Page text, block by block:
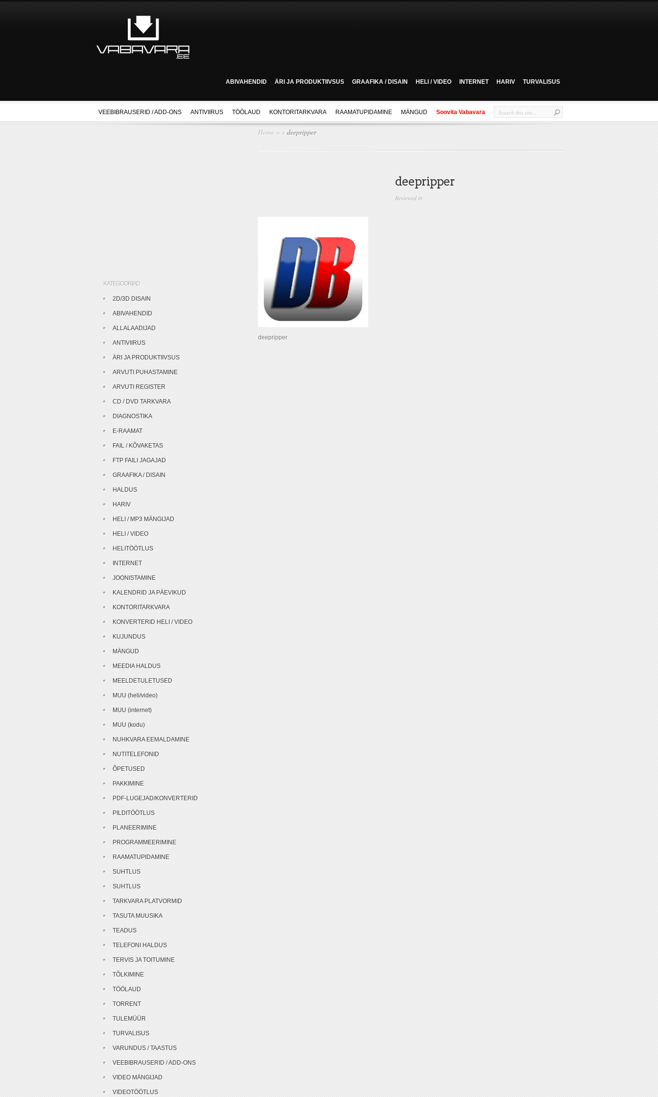
ABIVAHENDID ÄRI JA PRODUKTIIVSUS GRAAFIKA / DISAIN HELI / VIDEO INTERNET HARIV TURVALISUS
VEEBIBRAUSERID / ADD-ONS ANTIVIIRUS TÖÖLAUD KONTORITARKVARA RAAMATUPIDAMINE MÄNGUD Soovita Vabavara
Home » » deepripper
deepripper
Reviewed in
deepripper
KATEGOORIAD
2D/3D DISAIN
ABIVAHENDID
ALLALAADIJAD
ANTIVIIRUS
ÄRI JA PRODUKTIIVSUS
ARVUTI PUHASTAMINE
ARVUTI REGISTER
CD / DVD TARKVARA
DIAGNOSTIKA
E-RAAMAT
FAIL / KÕVAKETAS
FTP FAILI JAGAJAD
GRAAFIKA / DISAIN
HALDUS
HARIV
HELI / MP3 MÄNGIJAD
HELI / VIDEO
HELITÖÖTLUS
INTERNET
JOONISTAMINE
KALENDRID JA PÄEVIKUD
KONTORITARKVARA
KONVERTERID HELI / VIDEO
KUJUNDUS
MÄNGUD
MEEDIA HALDUS
MEELDETULETUSED
MUU (heli/video)
MUU (internet)
MUU (kodu)
NUHKVARA EEMALDAMINE
NUTITELEFONID
ÕPETUSED
PAKKIMINE
PDF-LUGEJAD/KONVERTERID
PILDITÖÖTLUS
PLANEERIMINE
PROGRAMMEERIMINE
RAAMATUPIDAMINE
SUHTLUS
SUHTLUS
TARKVARA PLATVORMID
TASUTA MUUSIKA
TEADUS
TELEFONI HALDUS
TERVIS JA TOITUMINE
TÕLKIMINE
TÖÖLAUD
TORRENT
TULEMÜÜR
TURVALISUS
VARUNDUS / TAASTUS
VEEBIBRAUSERID / ADD-ONS
VIDEO MÄNGIJAD
VIDEOTÖÖTLUS